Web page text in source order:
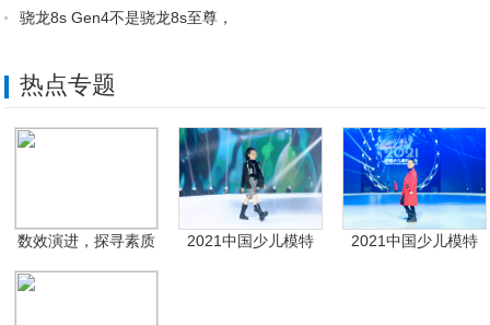
骁龙8s Gen4不是骁龙8s至尊，
热点专题
数效演进，探寻素质
2021中国少儿模特 2021中国少儿模特